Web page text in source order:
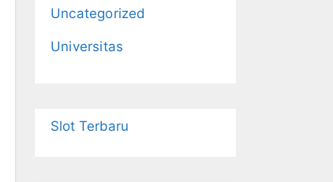
Uncategorized
Universitas
Slot Terbaru